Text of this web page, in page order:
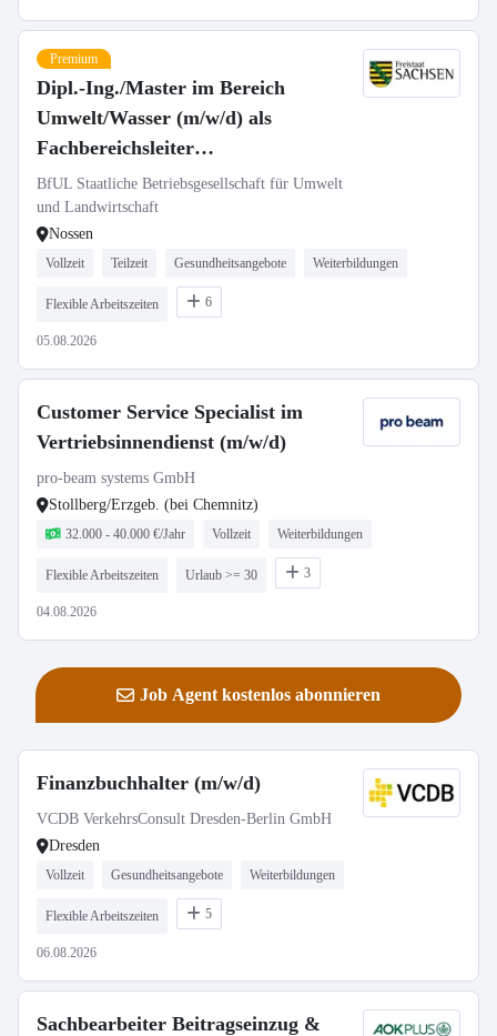
Premium
Dipl.-Ing./Master im Bereich
Umwelt/Wasser (m/w/d) als
Fachbereichsleiter
„Gewässergütemessstationen,
Probenlogistik, LIMS“
BfUL Staatliche Betriebsgesellschaft für Umwelt
und Landwirtschaft
Nossen
Vollzeit Teilzeit Gesundheitsangebote Weiterbildungen
Flexible Arbeitszeiten 6
05.08.2026
Customer Service Specialist im
Vertriebsinnendienst (m/w/d)
pro-beam systems GmbH
Stollberg/Erzgeb. (bei Chemnitz)
32.000 - 40.000 €/Jahr Vollzeit Weiterbildungen
Flexible Arbeitszeiten Urlaub >= 30 3
04.08.2026
Job Agent kostenlos abonnieren
Finanzbuchhalter (m/w/d)
VCDB VerkehrsConsult Dresden-Berlin GmbH
Dresden
Vollzeit Gesundheitsangebote Weiterbildungen
Flexible Arbeitszeiten 5
06.08.2026
Sachbearbeiter Beitragseinzug &